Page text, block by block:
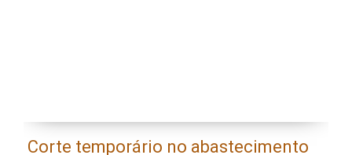
Corte temporário no abastecimento